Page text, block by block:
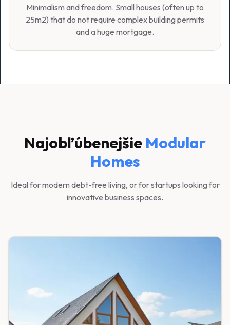
Minimalism and freedom. Small houses (often up to
25m2) that do not require complex building permits
and a huge mortgage.
Najobľúbenejšie Modular
Homes
Ideal for modern debt-free living, or for startups looking for
innovative business spaces.